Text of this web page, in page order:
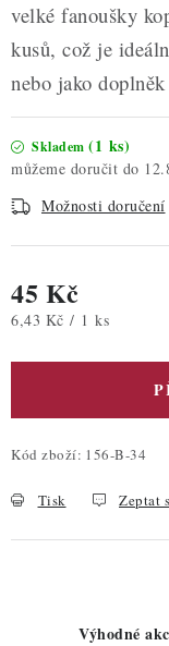
velké fanoušky
kusů, což je
nebo jako
Skladem (1 ks)
Možnosti doručení
45 Kč
Měrná cena:
6,43 Kč / 1 ks
Kód zboží: 156-B-34
Tisk Zeptat
Výhodné